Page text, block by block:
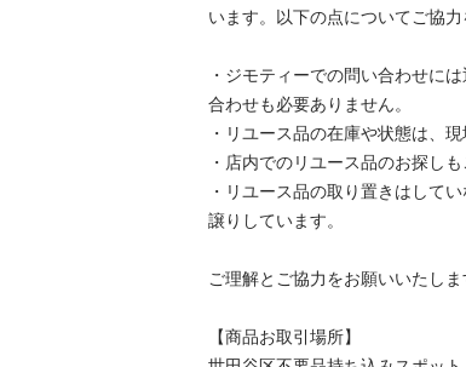
います。以下の点についてご協力
・ジモティーでの問い合わせに
合わせも必要ありません。
・リユース品の在庫や状態は、
・店内でのリユース品のお探し
・リユース品の取り置きはして
譲りしています。
ご理解とご協力をお願いいたしま
【商品お取引場所】